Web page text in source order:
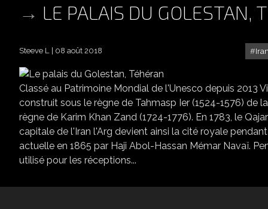
LE PALAIS DU GOLESTAN,
Steeve L 08 août 2018
Classé au Patrimoine Mondial de l'Unesco depuis 2013
construit sous le règne de Tahmasp Ier (1524-1576) de
règne de Karim Khan Zand (1724-1776). En 1783, le
capitale de l'Iran l'Arg devient ainsi la cité royale
actuelle en 1865 par Haji Abol-Hassan Mémar Navaï.
utilisé pour les réceptions...